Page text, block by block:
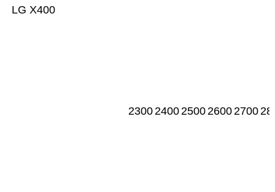
LG X400
23002400250026002700